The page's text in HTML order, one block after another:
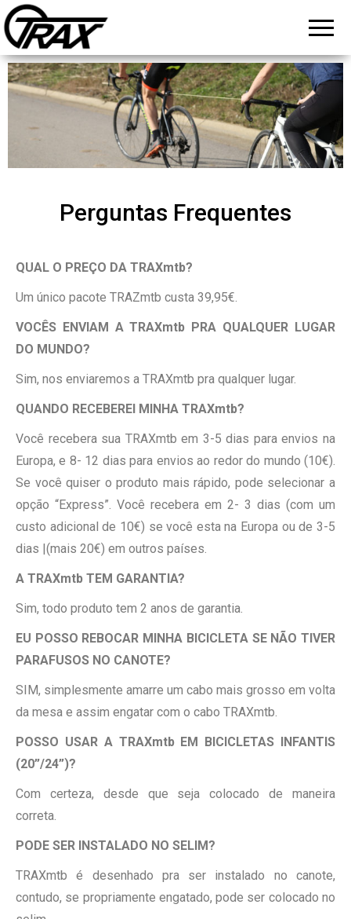
bici –
Remontar
bici
práctico
de unir 2
bicicletas
en forma
de
tándem.
Perguntas Frequentes
QUAL O PREÇO DA TRAXmtb?
Um único pacote TRAZmtb custa 39,95€.
VOCÊS ENVIAM A TRAXmtb PRA QUALQUER LUGAR
DO MUNDO?
Sim, nos enviaremos a TRAXmtb pra qualquer lugar.
QUANDO RECEBEREI MINHA TRAXmtb?
Você recebera sua TRAXmtb em 3-5 dias para envios na
Europa, e 8- 12 dias para envios ao redor do mundo (10€).
Se você quiser o produto mais rápido, pode selecionar a
opção “Express”. Você recebera em 2- 3 dias (com um
custo adicional de 10€) se você esta na Europa ou de 3-5
dias |(mais 20€) em outros países.
A TRAXmtb TEM GARANTIA?
Sim, todo produto tem 2 anos de garantia.
EU POSSO REBOCAR MINHA BICICLETA SE NÃO TIVER
PARAFUSOS NO CANOTE?
SIM, simplesmente amarre um cabo mais grosso em volta
da mesa e assim engatar com o cabo TRAXmtb.
POSSO USAR A TRAXmtb EM BICICLETAS INFANTIS
(20”/24”)?
Com certeza, desde que seja colocado de maneira
correta.
PODE SER INSTALADO NO SELIM?
TRAXmtb é desenhado pra ser instalado no canote,
contudo, se propriamente engatado, pode ser colocado no